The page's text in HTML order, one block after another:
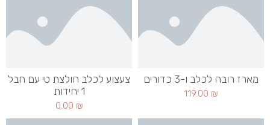
מארז רובה לכלב ו-3 כדורים
119.00 ₪
צעצוע לכלב חולצת טי עם חבל
1 יחידות
0.00 ₪